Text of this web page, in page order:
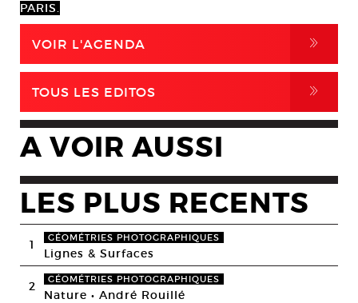
PARIS.
VOIR L'AGENDA ,
TOUS LES EDITOS ,
A VOIR AUSSI
LES PLUS RECENTS
1 GÉOMÉTRIES PHOTOGRAPHIQUES
Lignes & Surfaces
2 GÉOMÉTRIES PHOTOGRAPHIQUES
Nature • André Rouillé